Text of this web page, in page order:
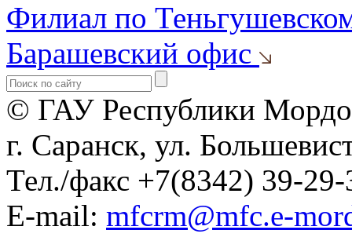
Филиал по
Барашевский офис
© ГАУ Республики
г. Саранск, ул.
Тел./факс +7(8342) 39-29-
E-mail: mfcrm@mfc.e-